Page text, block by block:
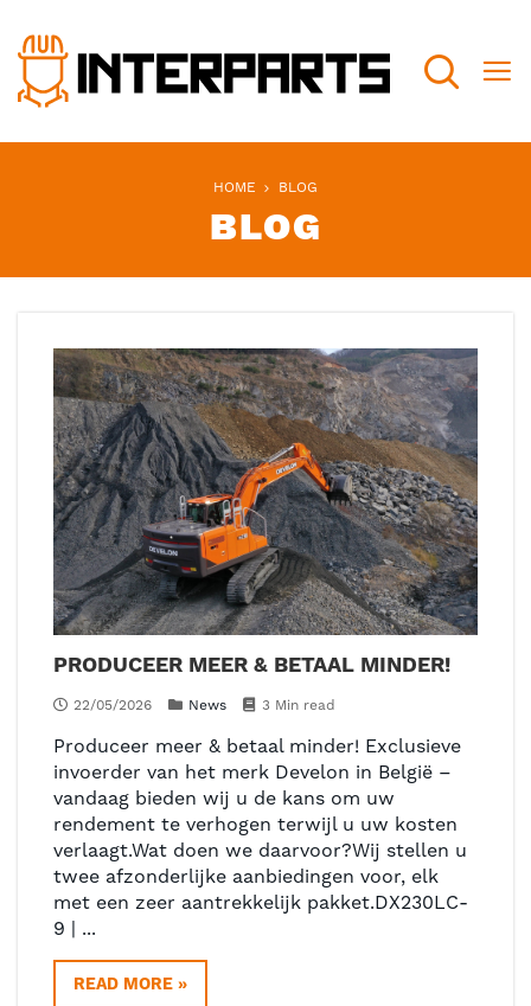
Search
HOME BLOG
BLOG
PRODUCEER MEER & BETAAL MINDER!
22/05/2026 News 3 Min read
Produceer meer & betaal minder! Exclusieve
invoerder van het merk Develon in België –
vandaag bieden wij u de kans om uw
rendement te verhogen terwijl u uw kosten
verlaagt.Wat doen we daarvoor?Wij stellen u
twee afzonderlijke aanbiedingen voor, elk
met een zeer aantrekkelijk pakket.DX230LC-
9 | ...
READ MORE »